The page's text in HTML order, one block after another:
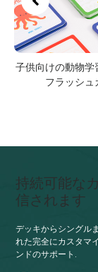
子供向けの動物学
フラッシュ
持続可能な
信されます
デッキからシングル
れた完全にカスタマ
ンドのサポート.